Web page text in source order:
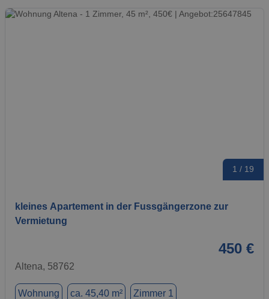
1 / 19
kleines Apartement in der Fussgängerzone zur
Vermietung
450 €
Altena, 58762
Wohnung ca. 45,40 m² Zimmer 1